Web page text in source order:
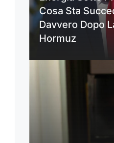
Cosa Sta
Davvero Dopo
Hormuz